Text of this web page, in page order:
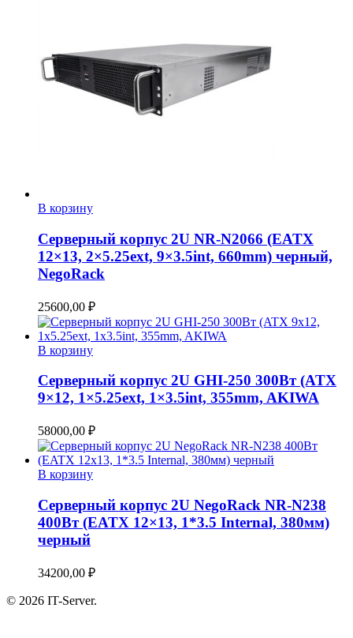
В корзину
Серверный корпус 2U NR-N2066 (EATX
12×13, 2×5.25ext, 9×3.5int, 660mm) черный,
NegoRack
25600,00 ₽
В корзину
Серверный корпус 2U GHI-250 300Вт (ATX
9×12, 1×5.25ext, 1×3.5int, 355mm, AKIWA
58000,00 ₽
В корзину
Серверный корпус 2U NegoRack NR-N238
400Вт (EATX 12×13, 1*3.5 Internal, 380мм)
черный
34200,00 ₽
© 2026 IT-Server.